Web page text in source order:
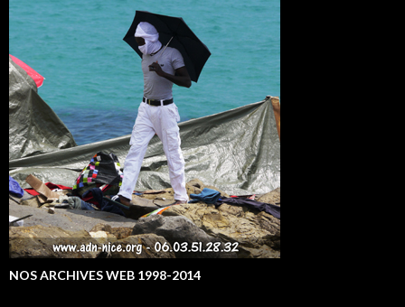
NOS ARCHIVES WEB 1998-2014